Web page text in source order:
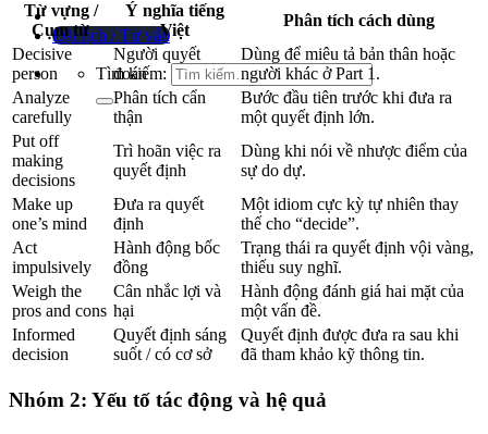
Đặt lịch / Tư vấn
Tìm kiếm:
Từ vựng /
Cụm từ
Ý nghĩa tiếng
Việt
Phân tích cách dùng
Decisive
person
Người quyết
đoán
Dùng để miêu tả bản thân hoặc
người khác ở Part 1.
Analyze
carefully
Phân tích cẩn
thận
Bước đầu tiên trước khi đưa ra
một quyết định lớn.
Put off
making
decisions
Trì hoãn việc ra
quyết định
Dùng khi nói về nhược điểm của
sự do dự.
Make up
one’s mind
Đưa ra quyết
định
Một idiom cực kỳ tự nhiên thay
thế cho “decide”.
Act
impulsively
Hành động bốc
đồng
Trạng thái ra quyết định vội vàng,
thiếu suy nghĩ.
Weigh the
pros and cons
Cân nhắc lợi và
hại
Hành động đánh giá hai mặt của
một vấn đề.
Informed
decision
Quyết định sáng
suốt / có cơ sở
Quyết định được đưa ra sau khi
đã tham khảo kỹ thông tin.
Nhóm 2: Yếu tố tác động và hệ quả